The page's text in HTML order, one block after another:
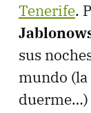
Tenerife.
sus
mundo (la
duerme…)